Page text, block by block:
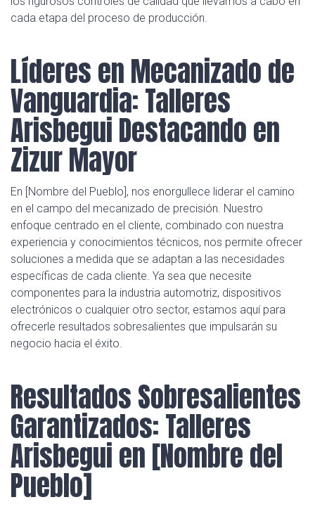
cada etapa del proceso de producción.
Líderes en Mecanizado de
Vanguardia: Talleres
Arisbegui Destacando en
Zizur Mayor
En [Nombre del Pueblo], nos enorgullece liderar el camino
en el campo del mecanizado de precisión. Nuestro
enfoque centrado en el cliente, combinado con nuestra
experiencia y conocimientos técnicos, nos permite ofrecer
soluciones a medida que se adaptan a las necesidades
específicas de cada cliente. Ya sea que necesite
componentes para la industria automotriz, dispositivos
electrónicos o cualquier otro sector, estamos aquí para
ofrecerle resultados sobresalientes que impulsarán su
negocio hacia el éxito.
Resultados Sobresalientes
Garantizados: Talleres
Arisbegui en [Nombre del
Pueblo]